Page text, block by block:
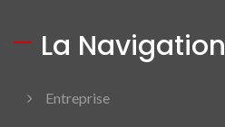
La Navigation
Entreprise